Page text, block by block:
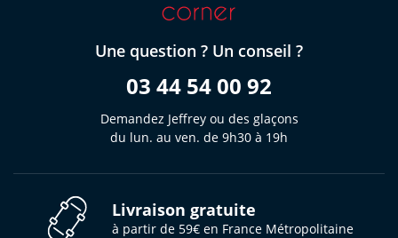
Une question ? Un conseil ?
03 44 54 00 92
Demandez Jeffrey ou des glaçons
du lun. au ven. de 9h30 à 19h
Livraison gratuite
à partir de 59€ en France Métropolitaine